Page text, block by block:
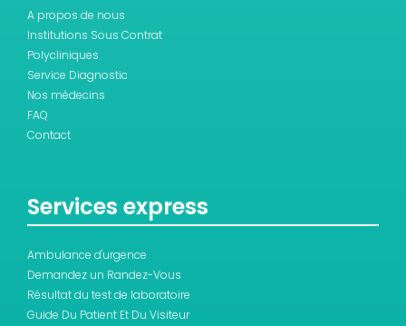
A propos de nous
Institutions Sous Contrat
Polycliniques
Service Diagnostic
Nos médecins
FAQ
Contact
Services express
Ambulance d'urgence
Demandez un Randez-Vous
Résultat du test de laboratoire
Guide Du Patient Et Du Visiteur